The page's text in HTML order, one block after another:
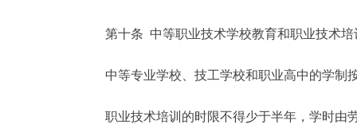
第十条 中等职业技术学校教育和职业技术培
中等专业学校、技工学校和职业高中的学制
职业技术培训的时限不得少于半年，学时由